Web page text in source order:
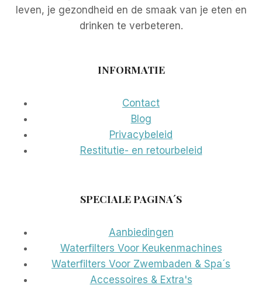
leven, je gezondheid en de smaak van je eten en
drinken te verbeteren.
INFORMATIE
Contact
Blog
Privacybeleid
Restitutie- en retourbeleid
SPECIALE PAGINA´S
Aanbiedingen
Waterfilters Voor Keukenmachines
Waterfilters Voor Zwembaden & Spa´s
Accessoires & Extra's